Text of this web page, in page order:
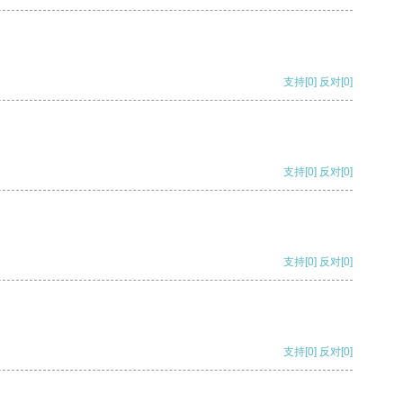
支持[0] 反对[0]
支持[0] 反对[0]
支持[0] 反对[0]
支持[0] 反对[0]